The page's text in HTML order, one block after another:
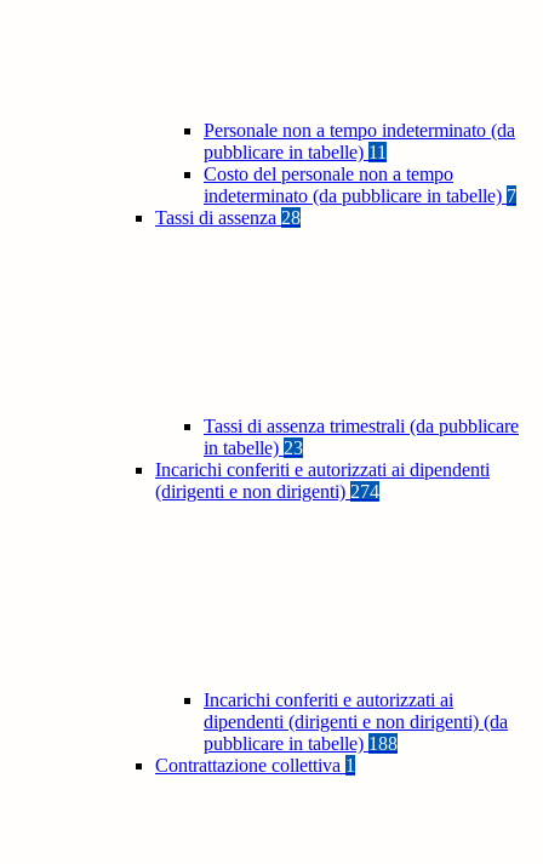
Personale non a tempo indeterminato (da
pubblicare in tabelle) 11
Costo del personale non a tempo
indeterminato (da pubblicare in tabelle) 7
Tassi di assenza 28
Tassi di assenza trimestrali (da pubblicare
in tabelle) 23
Incarichi conferiti e autorizzati ai dipendenti
(dirigenti e non dirigenti) 274
Incarichi conferiti e autorizzati ai
dipendenti (dirigenti e non dirigenti) (da
pubblicare in tabelle) 188
Contrattazione collettiva 1